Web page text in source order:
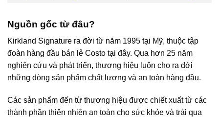
Nguồn gốc từ đâu?
Kirkland Signature ra đời từ năm 1995 tại Mỹ, thuộc tập
đoàn hàng đầu bán lẻ Costo tại đây. Qua hơn 25 năm
nghiên cứu và phát triển, thương hiệu luôn cho ra đời
những dòng sản phẩm chất lượng và an toàn hàng đầu.
Các sản phẩm đến từ thương hiệu được chiết xuất từ các
thành phần thiên nhiên an toàn cho sức khỏe và trải qua